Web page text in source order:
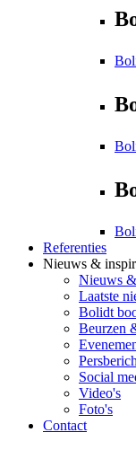
Referenties
Nieuws &
Nieuws
Laatste
Bolidt
Beurzen
Social
Video's
Foto's
Contact